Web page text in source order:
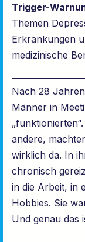
Trigger-
Themen
Erkrankungen
medizinische
Nach 28
Männer in
andere,
wirklich da. In
chronisch
in die Arbeit, in
Hobbies. Sie
Und genau das